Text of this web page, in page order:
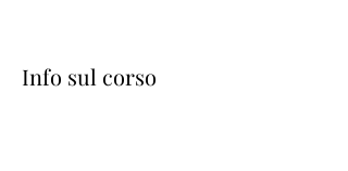
Info sul corso